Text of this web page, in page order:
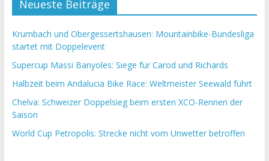
Neueste Beiträge
Krumbach und Obergessertshausen: Mountainbike-Bundesliga
startet mit Doppelevent
Supercup Massi Banyoles: Siege für Carod und Richards
Halbzeit beim Andalucia Bike Race: Weltmeister Seewald führt
Chelva: Schweizer Doppelsieg beim ersten XCO-Rennen der
Saison
World Cup Petropolis: Strecke nicht vom Unwetter betroffen